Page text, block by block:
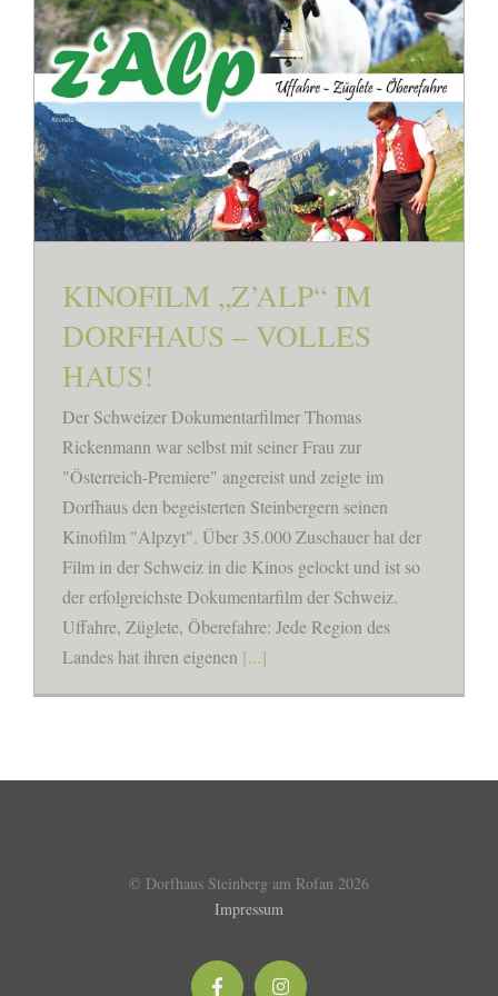
KINOFILM „Z’ALP“ IM
DORFHAUS – VOLLES
HAUS!
Der Schweizer Dokumentarfilmer Thomas
Rickenmann war selbst mit seiner Frau zur
"Österreich-Premiere" angereist und zeigte im
Dorfhaus den begeisterten Steinbergern seinen
Kinofilm "Alpzyt". Über 35.000 Zuschauer hat der
Film in der Schweiz in die Kinos gelockt und ist so
der erfolgreichste Dokumentarfilm der Schweiz.
Uffahre, Züglete, Öberefahre: Jede Region des
Landes hat ihren eigenen [...]
© Dorfhaus Steinberg am Rofan 2026
Impressum